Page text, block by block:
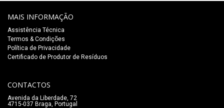
MAIS INFORMAÇÃO
Assistência Técnica
Termos & Condições
Política de Privacidade
Certificado de Produtor de Resíduos
CONTACTOS
Avenida da Liberdade, 72
4715-037 Braga, Portugal